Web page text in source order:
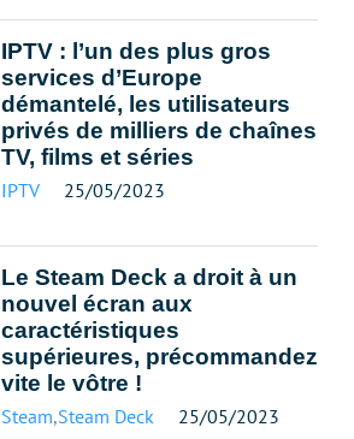
IPTV : l’un des plus gros
services d’Europe
démantelé, les utilisateurs
privés de milliers de chaînes
TV, films et séries
IPTV 25/05/2023
Le Steam Deck a droit à un
nouvel écran aux
caractéristiques
supérieures, précommandez
vite le vôtre !
Steam,Steam Deck 25/05/2023